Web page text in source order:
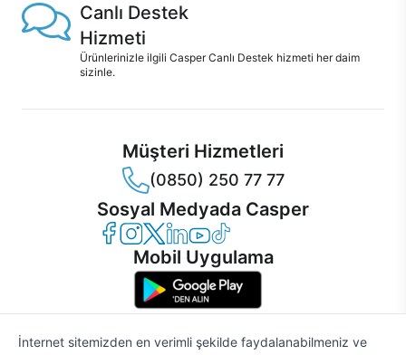
Canlı Destek
Hizmeti
Ürünlerinizle ilgili Casper Canlı Destek hizmeti her daim
sizinle.
Müşteri Hizmetleri
(0850) 250 77 77
Sosyal Medyada Casper
Casper Facebook
Casper Instagram
Casper Twitter
Casper LinkedIn
Casper YouTube
Casper TikTok
Mobil Uygulama
İnternet sitemizden en verimli şekilde faydalanabilmeniz ve